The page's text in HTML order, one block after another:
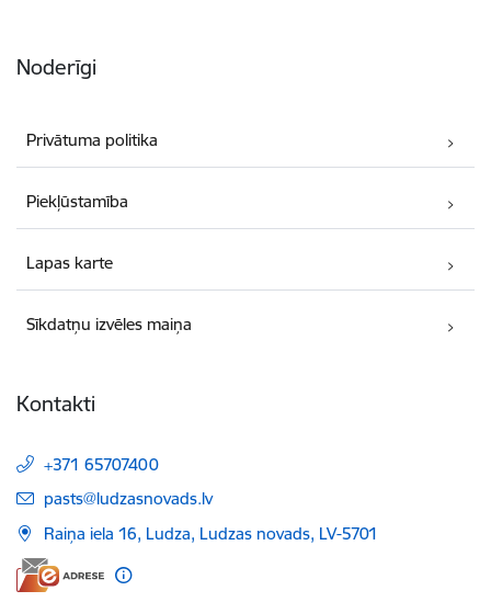
Noderīgi
Privātuma politika
Piekļūstamība
Lapas karte
Sīkdatņu izvēles maiņa
Kontakti
+371 65707400
E-pasts:
pasts@ludzasnovads.lv
Raiņa iela 16, Ludza, Ludzas novads, LV-5701